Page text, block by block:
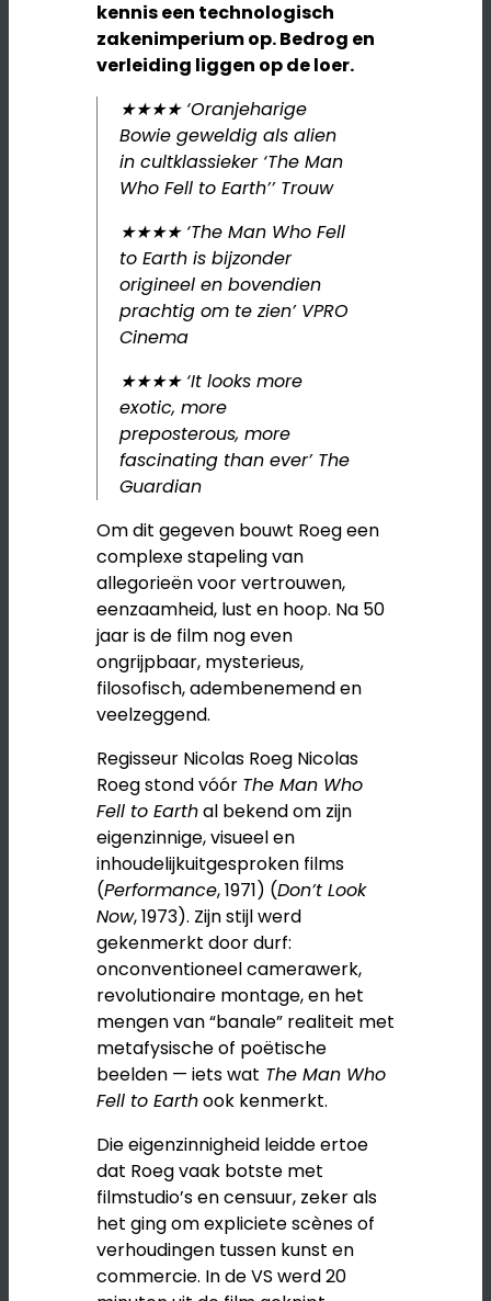
kennis een technologisch
zakenimperium op. Bedrog en
verleiding liggen op de loer.
★★★★ ‘Oranjeharige
Bowie geweldig als alien
in cultklassieker ‘The Man
Who Fell to Earth’’ Trouw
★★★★ ‘The Man Who Fell
to Earth is bijzonder
origineel en bovendien
prachtig om te zien’ VPRO
Cinema
★★★★ ‘It looks more
exotic, more
preposterous, more
fascinating than ever’ The
Guardian
Om dit gegeven bouwt Roeg een
complexe stapeling van
allegorieën voor vertrouwen,
eenzaamheid, lust en hoop. Na 50
jaar is de film nog even
ongrijpbaar, mysterieus,
filosofisch, adembenemend en
veelzeggend.
Regisseur Nicolas Roeg Nicolas
Roeg stond vóór The Man Who
Fell to Earthal bekend om zijn
eigenzinnige, visueel en
inhoudelijkuitgesproken films
(Performance, 1971) (Don’t Look
Now, 1973). Zijn stijl werd
gekenmerkt door durf:
onconventioneel camerawerk,
revolutionaire montage, en het
mengen van “banale” realiteit met
metafysische of poëtische
beelden — iets wat The Man Who
Fell to Earthook kenmerkt.
Die eigenzinnigheid leidde ertoe
dat Roeg vaak botste met
filmstudio’s en censuur, zeker als
het ging om expliciete scènes of
verhoudingen tussen kunst en
commercie. In de VS werd 20